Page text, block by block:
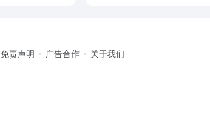
免责声明 广告合作 关于我们